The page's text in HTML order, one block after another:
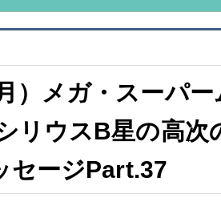
）メガ・スーパ
リウスB星の高次
セージPart.37